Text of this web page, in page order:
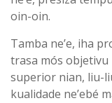
oin-oin.
Tamba ne’e, iha
trasa mós
superior nian, liu-
kualidade ne’ebé